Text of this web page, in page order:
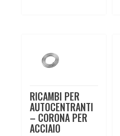
RICAMBI PER
AUTOCENTRANTI
– CORONA PER
ACCIAIO